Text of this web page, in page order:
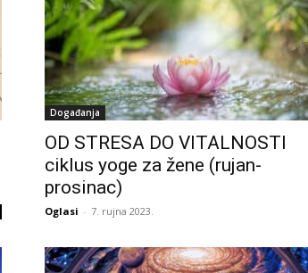
Događanja
OD STRESA DO VITALNOSTI
ciklus yoge za žene (rujan-
prosinac)
Oglasi - 7. rujna 2023.